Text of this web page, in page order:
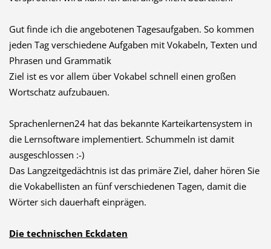
Gut finde ich die angebotenen Tagesaufgaben. So kommen
jeden Tag verschiedene Aufgaben mit Vokabeln, Texten und
Phrasen und Grammatik
Ziel ist es vor allem über Vokabel schnell einen großen
Wortschatz aufzubauen.
Sprachenlernen24 hat das bekannte Karteikartensystem in
die Lernsoftware implementiert. Schummeln ist damit
ausgeschlossen :-)
Das Langzeitgedächtnis ist das primäre Ziel, daher hören Sie
die Vokabellisten an fünf verschiedenen Tagen, damit die
Wörter sich dauerhaft einprägen.
Die technischen Eckdaten